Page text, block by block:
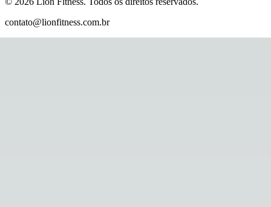
contato@lionfitness.com.br